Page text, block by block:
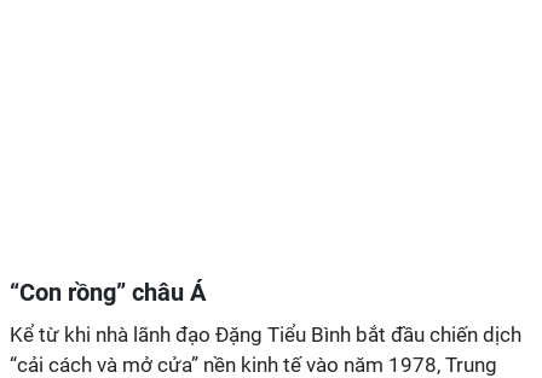
“Con rồng” châu Á
Kể từ khi nhà lãnh đạo Đặng Tiểu Bình bắt đầu chiến dịch
“cải cách và mở cửa” nền kinh tế vào năm 1978, Trung